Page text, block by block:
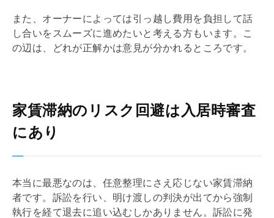
また、オーナーによっては引っ越し費用を負担して話
し合いをスムーズに進めたいと考える方もいます。こ
の辺は、どれが正解かは意見が分かれるところです。
家賃滞納のリスク回避は入居時審査
にあり
本当に最悪なのは、任意整理にさえ応じない家賃滞納
者です。訴訟を行い、明け渡しの判決が出てから強制
執行を経て退去に追い込むしかありません。訴訟に発